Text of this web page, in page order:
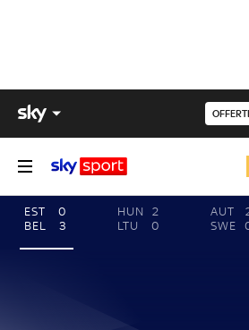
EST
0
BEL
3
HUN
2
LTU
0
AUT
SWE